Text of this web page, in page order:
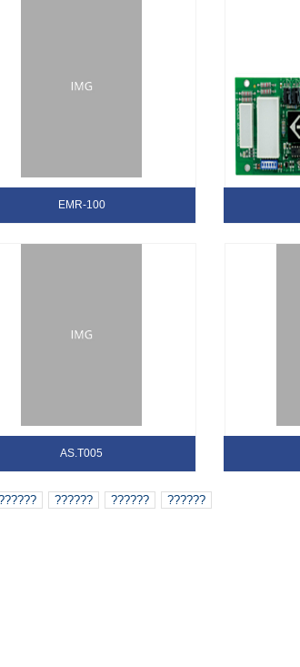
EMR-100
AS.T005